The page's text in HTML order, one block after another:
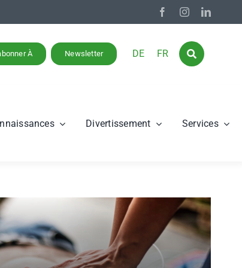
À Newsletter DE FR
Divertissement Services